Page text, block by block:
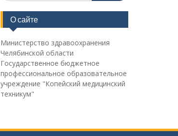
О сайте
Министерство здравоохранения
Челябинской области
Государственное бюджетное
профессиональное образовательное
учреждение "Копейский медицинский
техникум"